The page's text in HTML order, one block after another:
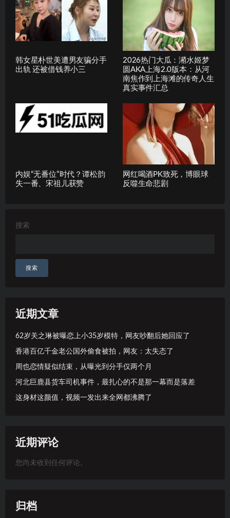
韩女星朴世美遭男友骗分手
出轨 还被借钱养小三
2026热门大瓜：潲水姬梦
圆AKA上海2.0版本：从河
南焦作到上海滩的传奇人生
真实事件汇总
内娱“无番位”时代？谭松韵
失一番、宋祖儿获赞
网红喝酒PK致死，博眼球
反噬生命悲剧
搜索
搜索
近期文章
62岁关之琳被曝恋上小35岁模特，网友吵翻后她回应了
香港百亿千金老公国外偷食被拍，网友：太失态了
周也恋情疑似结束，从曝光到分手仅两个月
河北巨鹿县货车司机事件，最扎心的不是那一幕而是落差
这身材这颜值，视频一发出来全网都沸腾了
近期评论
您尚未收到任何评论。
归档